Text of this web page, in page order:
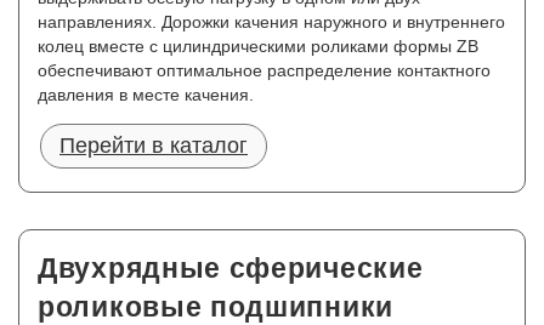
направлениях. Дорожки качения наружного и внутреннего
колец вместе с цилиндрическими роликами формы ZB
обеспечивают оптимальное распределение контактного
давления в месте качения.
Перейти в каталог
Двухрядные сферические
роликовые подшипники